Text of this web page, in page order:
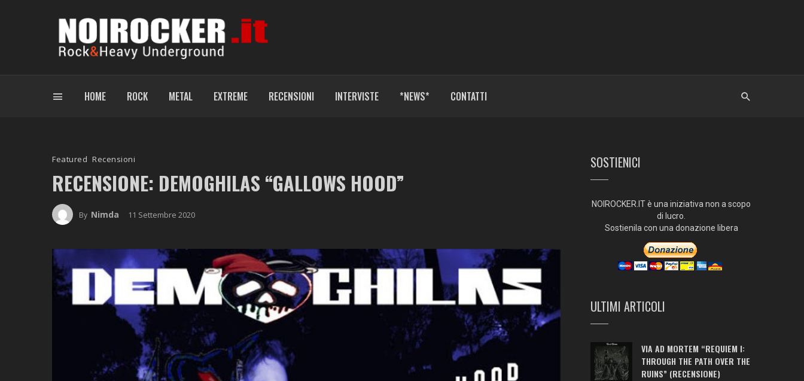
HOME ROCK METAL EXTREME RECENSIONI INTERVISTE *NEWS* CONTATTI
Featured Recensioni
RECENSIONE: DEMOGHILAS “GALLOWS HOOD”
By Nimda 11 Settembre 2020
SOSTIENICI
NOIROCKER.IT è una iniziativa non a scopo
di lucro.
Sostienila con una donazione libera
ULTIMI ARTICOLI
VIA AD MORTEM “REQUIEM I:
THROUGH THE PATH OVER THE
RUINS” (RECENSIONE)